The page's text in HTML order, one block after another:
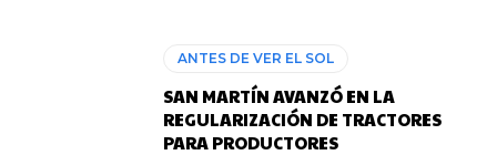
ANTES DE VER EL SOL
SAN MARTÍN AVANZÓ EN LA
REGULARIZACIÓN DE TRACTORES
PARA PRODUCTORES